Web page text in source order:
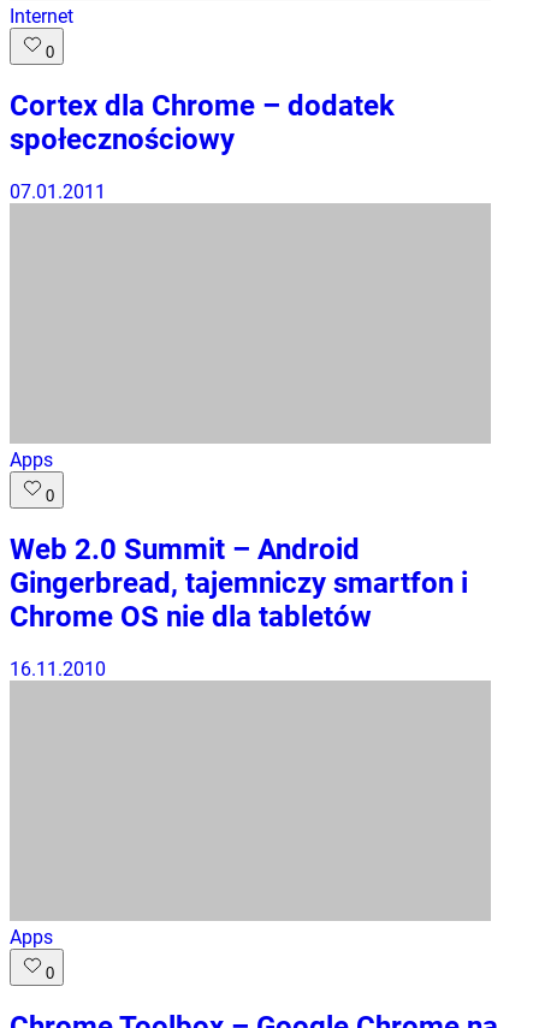
Internet
0
Cortex dla Chrome – dodatek
społecznościowy
07.01.2011
Apps
0
Web 2.0 Summit – Android
Gingerbread, tajemniczy smartfon i
Chrome OS nie dla tabletów
16.11.2010
Apps
0